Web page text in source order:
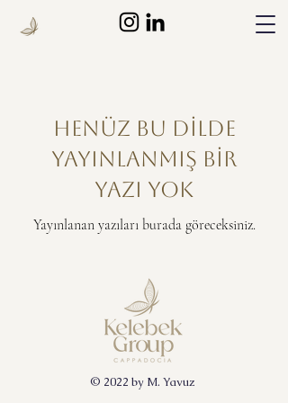
Henüz bu dilde
yayınlanmış bir
yazı yok
Yayınlanan yazıları burada göreceksiniz.
© 2022 by M. Yavuz